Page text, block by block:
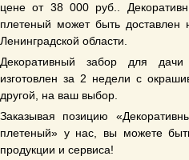
цене от 38 000 руб..
плетеный может быть
Ленинградской области.
Декоративный забор для
изготовлен за 2 недели с
другой, на ваш выбор.
Заказывая позицию
плетеный» у нас, вы можете
продукции и сервиса!